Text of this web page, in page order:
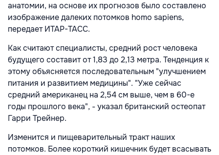
анатомии, на основе их прогнозов было составлено
изображение далеких потомков homo sapiens,
передает ИТАР-ТАСС.
Как считают специалисты, средний рост человека
будущего составит от 1,83 до 2,13 метра. Тенденция к
этому объясняется последовательным "улучшением
питания и развитием медицины". "Уже сейчас
средний американец на 2,54 см выше, чем в 60-е
годы прошлого века", - указал британский остеопат
Гарри Трейнер.
Изменится и пищеварительный тракт наших
потомков. Более короткий кишечник будет всасывать